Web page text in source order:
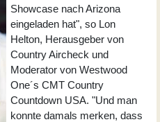
Showcase nach Arizona
eingeladen hat", so Lon
Helton, Herausgeber von
Country Aircheck und
Moderator von Westwood
One´s CMT Country
Countdown USA. "Und man
konnte damals merken, dass